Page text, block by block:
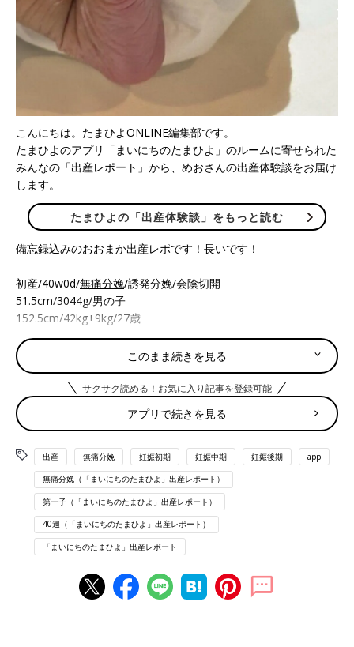
こんにちは。たまひよONLINE編集部です。
たまひよのアプリ「まいにちのたまひよ」のルームに寄せられた
みんなの「出産レポート」から、めおさんの出産体験談をお届け
します。
たまひよの「出産体験談」をもっと読む
備忘録込みのおおまか出産レポです！長いです！
初産/40w0d/無痛分娩/誘発分娩/会陰切開
51.5cm/3044g/男の子
152.5cm/42kg+9kg/27歳
◼︎8/15
最後の妊婦健診。やわらかくはなっているがまだまだ赤ちゃんは
降りてきていないと言われる。
次回の予約を1週間後にとる。
朝、
おしるし のようなものあり。
13:00頃
軽い腰痛が15〜30分間隔でくる。
元気だったのでイオンで7000歩ほど散歩。
20分間隔を切り始め、時折10分弱でくるようになる。
このまま続きを見る
サクサク読める！お気に入り記事を登録可能
アプリで続きを見る
出産 無痛分娩 妊娠初期 妊娠中期 妊娠後期 app
無痛分娩（「まいにちのたまひよ」出産レポート）
第一子（「まいにちのたまひよ」出産レポート）
40週（「まいにちのたまひよ」出産レポート）
「まいにちのたまひよ」出産レポート